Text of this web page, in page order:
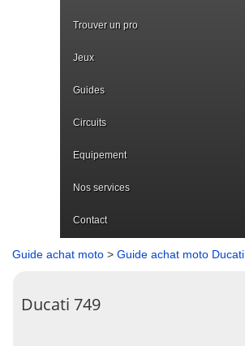
Trouver un pro
Jeux
Guides
Circuits
Equipement
Nos services
Contact
Guide achat moto > Guide achat moto Ducati
Ducati 749